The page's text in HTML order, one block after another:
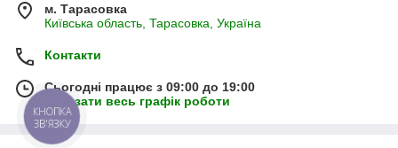
м. Тарасовка
Київська область, Тарасовка, Україна
Контакти
Сьогодні працює з 09:00 до 19:00
Показати весь графік роботи
КНОПКА
ЗВ'ЯЗКУ